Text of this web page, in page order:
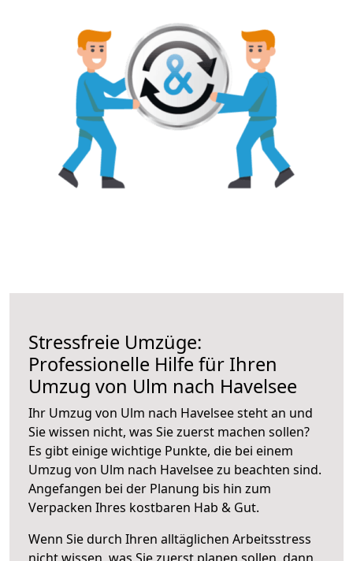
Stressfreie Umzüge:
Professionelle Hilfe für Ihren
Umzug von Ulm nach Havelsee
Ihr Umzug von Ulm nach Havelsee steht an und
Sie wissen nicht, was Sie zuerst machen sollen?
Es gibt einige wichtige Punkte, die bei einem
Umzug von Ulm nach Havelsee zu beachten sind.
Angefangen bei der Planung bis hin zum
Verpacken Ihres kostbaren Hab & Gut.
Wenn Sie durch Ihren alltäglichen Arbeitsstress